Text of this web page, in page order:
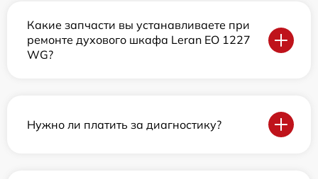
Какие запчасти вы устанавливаете при
ремонте духового шкафа Leran EO 1227
WG?
Нужно ли платить за диагностику?